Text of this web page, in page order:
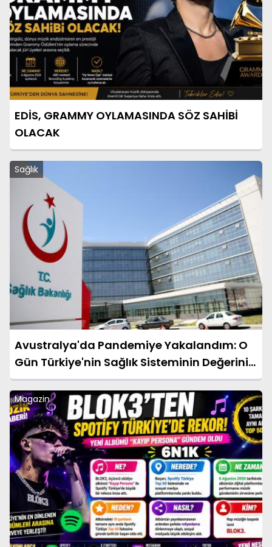
EDİS, GRAMMY OYLAMASINDA SÖZ SAHİBİ
OLACAK
Sağlık
Avustralya'da Pandemiye Yakalandım: O
Gün Türkiye'nin Sağlık Sisteminin Değerini
Çok Daha İyi Anladım
Magazin